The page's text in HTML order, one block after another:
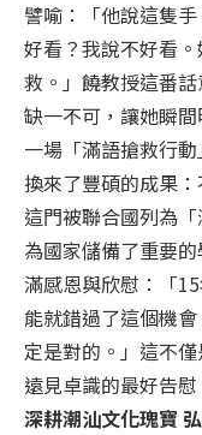
譬喻：「他說這隻
好看？我說不好看
救。」饒教授這番
缺一不可，讓她瞬
一場「滿語搶救行
換來了豐碩的成果
這門被聯合國列為
為國家儲備了重要
滿感恩與欣慰：「
能就錯過了這個機
定是對的。」這不
遠見卓識的最好告慰
深耕潮汕文化瑰寶